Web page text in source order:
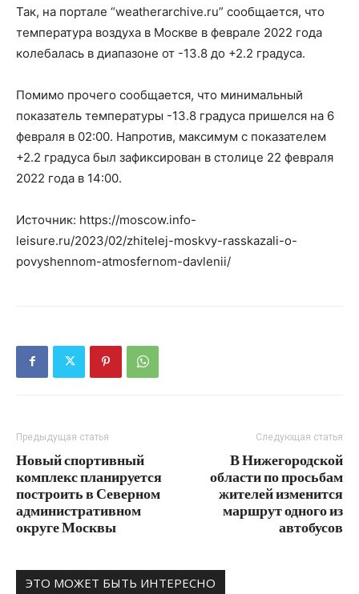
Так, на портале “weatherarchive.ru” сообщается, что
температура воздуха в Москве в феврале 2022 года
колебалась в диапазоне от -13.8 до +2.2 градуса.
Помимо прочего сообщается, что минимальный
показатель температуры -13.8 градуса пришелся на 6
февраля в 02:00. Напротив, максимум с показателем
+2.2 градуса был зафиксирован в столице 22 февраля
2022 года в 14:00.
Источник: https://moscow.info-
leisure.ru/2023/02/zhitelej-moskvy-rasskazali-o-
povyshennom-atmosfernom-davlenii/
Предыдущая статья
Новый спортивный
комплекс планируется
построить в Северном
административном
округе Москвы
Следующая статья
В Нижегородской
области по просьбам
жителей изменится
маршрут одного из
автобусов
ЭТО МОЖЕТ БЫТЬ ИНТЕРЕСНО